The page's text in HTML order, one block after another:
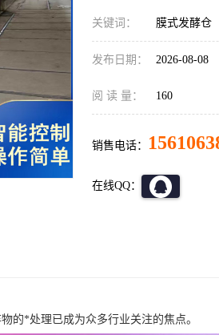
关键词： 膜式发酵仓
发布日期： 2026-08-08
阅 读 量： 160
销售电话：
在线QQ：
的*处理已成为众多行业关注的焦点。